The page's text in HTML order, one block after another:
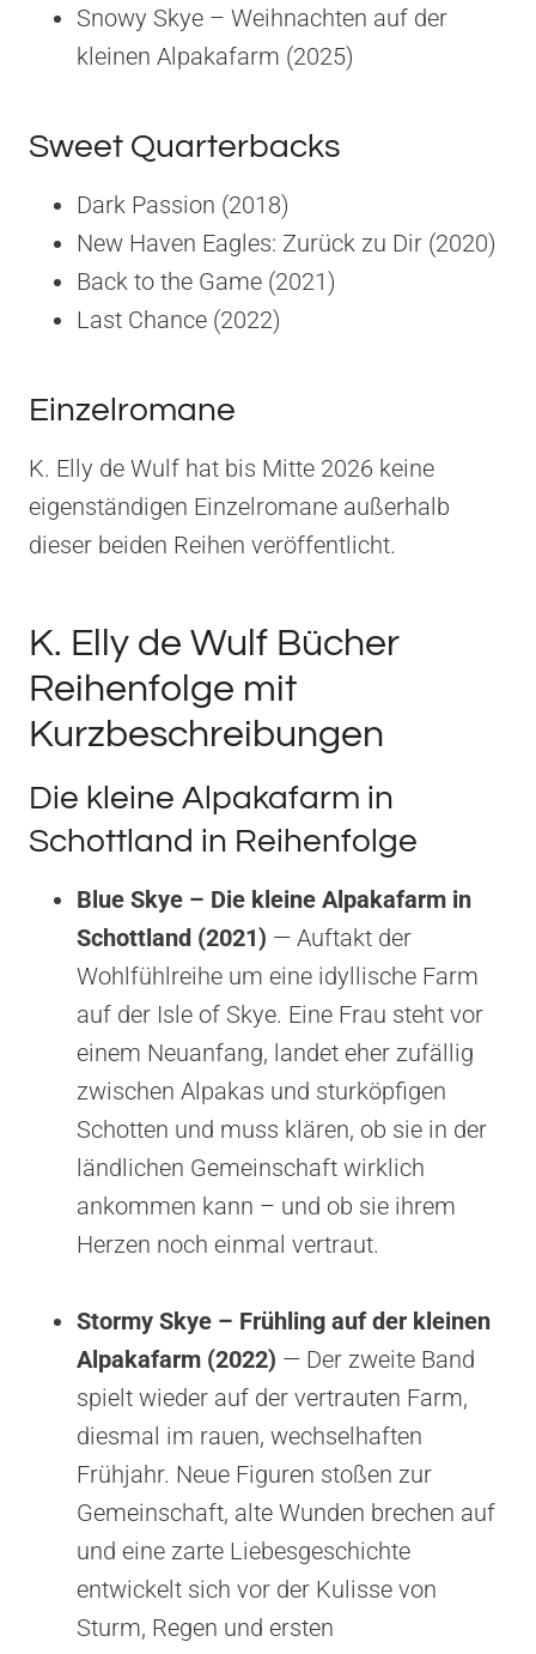
Snowy Skye – Weihnachten auf der
kleinen Alpakafarm (2025)
Sweet Quarterbacks
Dark Passion (2018)
New Haven Eagles: Zurück zu Dir (2020)
Back to the Game (2021)
Last Chance (2022)
Einzelromane
K. Elly de Wulf hat bis Mitte 2026 keine
eigenständigen Einzelromane außerhalb
dieser beiden Reihen veröffentlicht.
K. Elly de Wulf Bücher
Reihenfolge mit
Kurzbeschreibungen
Die kleine Alpakafarm in
Schottland in Reihenfolge
Blue Skye – Die kleine Alpakafarm in
Schottland (2021) — Auftakt der
Wohlfühlreihe um eine idyllische Farm
auf der Isle of Skye. Eine Frau steht vor
einem Neuanfang, landet eher zufällig
zwischen Alpakas und sturköpfigen
Schotten und muss klären, ob sie in der
ländlichen Gemeinschaft wirklich
ankommen kann – und ob sie ihrem
Herzen noch einmal vertraut.
Stormy Skye – Frühling auf der kleinen
Alpakafarm (2022) — Der zweite Band
spielt wieder auf der vertrauten Farm,
diesmal im rauen, wechselhaften
Frühjahr. Neue Figuren stoßen zur
Gemeinschaft, alte Wunden brechen auf
und eine zarte Liebesgeschichte
entwickelt sich vor der Kulisse von
Sturm, Regen und ersten